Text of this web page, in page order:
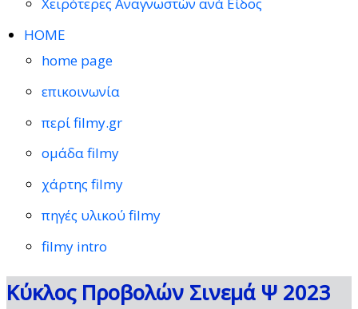
Χειρότερες Αναγνωστών ανά Είδος
HOME
home page
επικοινωνία
περί filmy.gr
ομάδα filmy
χάρτης filmy
πηγές υλικού filmy
filmy intro
Κύκλος Προβολών Σινεμά Ψ 2023